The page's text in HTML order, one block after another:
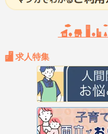
求人特集